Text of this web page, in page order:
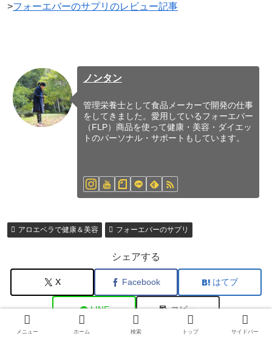
>フォーエバーのサプリのレビュー記事
ノンタン
管理栄養士として食品メーカーで開発の仕事
をしてきました。愛用しているフォーエバー
（FLP）商品を使って健康・美容・ダイエッ
トのパーソナル・サポートもしています。
アロエベラで健康＆美容 フォーエバーのサプリ
シェアする
X Facebook はてブ
LINE コピー
メニュー ホーム 検索 トップ サイドバー